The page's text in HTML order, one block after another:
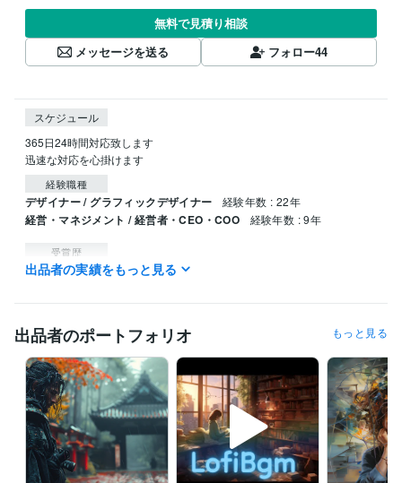
無料で見積り相談
メッセージを送る
フォロー44
スケジュール
365日24時間対応致します
迅速な対応を心掛けます
経験職種
デザイナー / グラフィックデザイナー 経験年数 : 22年
経営・マネジメント / 経営者・CEO・COO 経験年数 : 9年
受賞歴
ココナラ初出品 ココナラ初販売
資産運用・副業の相談 アフィリエイト・副業・コンテンツ・SNS
SNS 副業 Webデザイン アフィリエイト ビジネス 占い AI
デザイン制作 グラフィック/グラフィックデザイナー
デザイン グラフィック
出品者の実績をもっと見る
出品者のポートフォリオ もっと見る